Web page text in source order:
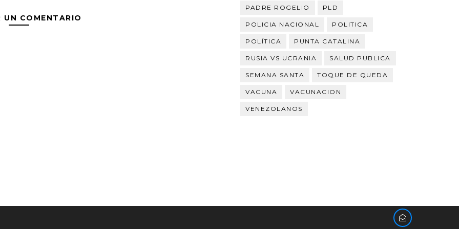
UN COMENTARIO
PADRE ROGELIO PLD
POLICIA NACIONAL POLITICA
POLÍTICA PUNTA CATALINA
RUSIA VS UCRANIA SALUD PUBLICA
SEMANA SANTA TOQUE DE QUEDA
VACUNA VACUNACION
VENEZOLANOS